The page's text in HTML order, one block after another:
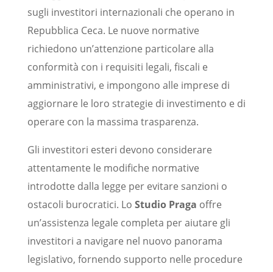
sugli investitori internazionali che operano in
Repubblica Ceca. Le nuove normative
richiedono un’attenzione particolare alla
conformità con i requisiti legali, fiscali e
amministrativi, e impongono alle imprese di
aggiornare le loro strategie di investimento e di
operare con la massima trasparenza.
Gli investitori esteri devono considerare
attentamente le modifiche normative
introdotte dalla legge per evitare sanzioni o
ostacoli burocratici. Lo Studio Praga offre
un’assistenza legale completa per aiutare gli
investitori a navigare nel nuovo panorama
legislativo, fornendo supporto nelle procedure